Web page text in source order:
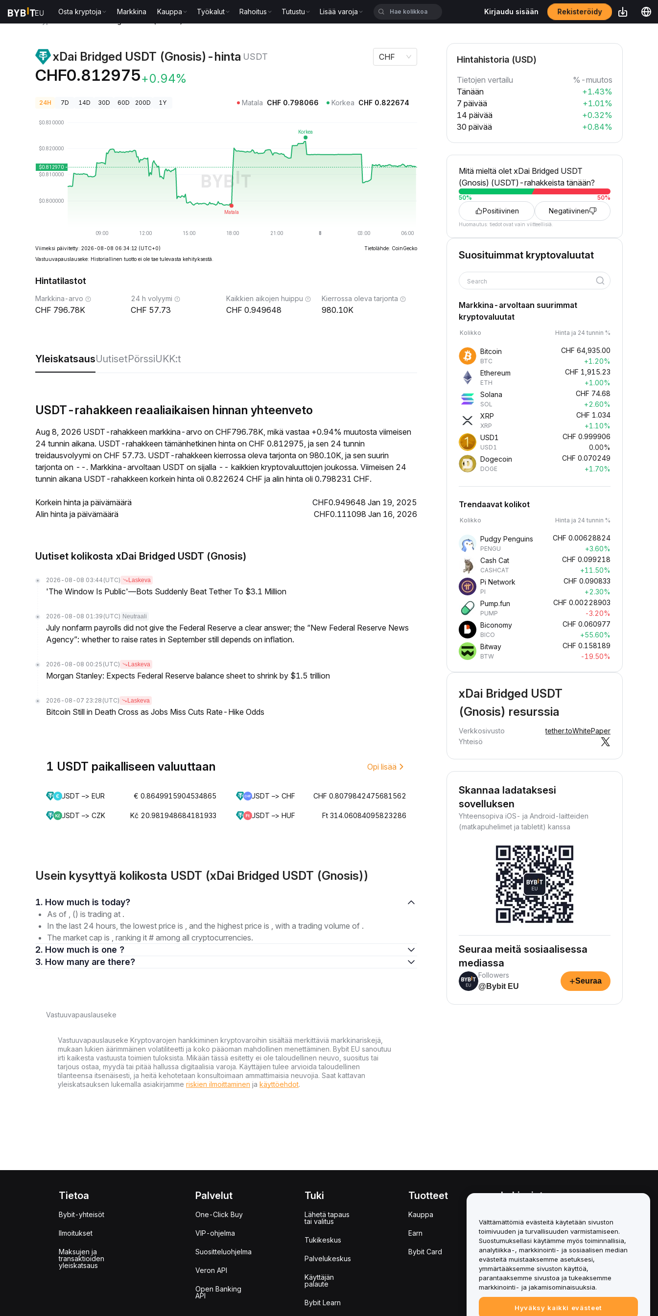
Osta kryptoja Markkina Kauppa Työkalut Rahoitus Tutustu Lisää varoja Kirjaudu sisään Rekisteröidy
xDai Bridged USDT (Gnosis)-hinta USDT
CHF0.812975+0.94%
CHF
24H 7D 14D 30D 60D 200D 1Y Matala CHF 0.798066 Korkea CHF 0.822674
Viimeksi päivitetty: 2026-08-08 06:34:12 (UTC+0)
Tietolähde: CoinGecko
Vastuuvapauslauseke: Historiallinen tuotto ei ole tae tulevasta kehityksestä.
Hintatilastot
Markkina-arvo
796.78K
24 h volyymi
57.73
Kaikkien aikojen huippu
0.949648
Kierrossa oleva tarjonta
980.10K
YleiskatsausUutisetPörssiUKK:t
USDT-rahakkeen reaaliaikaisen hinnan yhteenveto
Aug 8, 2026 USDT-rahakkeen markkina-arvo on CHF796.78K, mikä vastaa +0.94% muutosta viimeisen
24 tunnin aikana. USDT-rahakkeen tämänhetkinen hinta on CHF 0.812975, ja sen 24 tunnin
treidausvolyymi on CHF 57.73. USDT-rahakkeen kierrossa oleva tarjonta on 980.10K, ja sen suurin
tarjonta on --. Markkina-arvoltaan USDT on sijalla -- kaikkien kryptovaluuttojen joukossa. Viimeisen 24
tunnin aikana USDT-rahakkeen korkein hinta oli 0.822624 CHF ja alin hinta oli 0.798231 CHF.
Korkein hinta ja päivämäärä
CHF0.949648 Jan 19, 2025
Alin hinta ja päivämäärä
CHF0.111098 Jan 16, 2026
Uutiset kolikosta xDai Bridged USDT (Gnosis)
2026-08-08 03:44 (UTC) Laskeva
'The Window Is Public'—Bots Suddenly Beat Tether To $3.1 Million
2026-08-08 01:39 (UTC) Neutraali
July nonfarm payrolls did not give the Federal Reserve a clear answer; the “New Federal Reserve News
Agency”: whether to raise rates in September still depends on inflation.
2026-08-08 00:25 (UTC) Laskeva
Morgan Stanley: Expects Federal Reserve balance sheet to shrink by $1.5 trillion
2026-08-07 23:28 (UTC) Laskeva
Bitcoin Still in Death Cross as Jobs Miss Cuts Rate-Hike Odds
1 USDT paikalliseen valuuttaan Opi lisää
USDT –> EUR € 0.8649915904534865 USDT –> CHF CHF 0.8079842475681562
USDT –> CZK Kč 20.981948684181933 USDT –> HUF Ft 314.06084095823286
Usein kysyttyä kolikosta USDT (xDai Bridged USDT (Gnosis))
1. How much is today?
As of , () is trading at .
In the last 24 hours, the lowest price is , and the highest price is , with a trading volume of .
The market cap is , ranking it # among all cryptocurrencies.
2. How much is one ?
3. How many are there?
Vastuuvapauslauseke
Vastuuvapauslauseke Kryptovarojen hankkiminen kryptovaroihin sisältää merkittäviä markkinariskejä,
mukaan lukien äärimmäinen volatiliteetti ja koko pääoman mahdollinen menettäminen. Bybit EU sanoutuu
irti kaikesta vastuusta toimien tuloksista. Mikään tässä esitetty ei ole taloudellinen neuvo, suositus tai
tarjous ostaa, myydä tai pitää hallussa digitaalisia varoja. Käyttäjien tulee arvioida taloudellinen
tilanteensa itsenäisesti, ja heitä kehotetaan konsultoimaan ammattimaisia neuvojia. Saat kattavan
yleiskatsauksen lukemalla asiakirjamme riskien ilmoittaminen ja käyttöehdot.
Hintahistoria (USD)
Tietojen vertailu
%-muutos
Tänään
+1.43%
7 päivää
+1.01%
14 päivää
+0.32%
30 päivää
+0.84%
Mitä mieltä olet xDai Bridged USDT
(Gnosis) (USDT)-rahakkeista tänään?
50% 50%
Positiivinen Negatiivinen
Huomautus: tiedot ovat vain viitteellisiä.
Suosituimmat kryptovaluutat
Search
Markkina-arvoltaan suurimmat
kryptovaluutat
Kolikko Hinta ja 24 tunnin %
Bitcoin
BTC
CHF 64,935.00
+1.20%
Ethereum
ETH
CHF 1,915.23
+1.00%
Solana
SOL
CHF 74.68
+2.60%
XRP
XRP
CHF 1.034
+1.10%
USD1
USD1
CHF 0.999906
0.00%
Dogecoin
DOGE
CHF 0.070249
+1.70%
Trendaavat kolikot
Kolikko Hinta ja 24 tunnin %
Pudgy Penguins
PENGU
CHF 0.00628824
+3.60%
Cash Cat
CASHCAT
CHF 0.099218
+11.50%
Pi Network
PI
CHF 0.090833
+2.30%
Pump.fun
PUMP
CHF 0.00228903
-3.20%
Biconomy
BICO
CHF 0.060977
+55.60%
Bitway
BTW
CHF 0.158189
-19.50%
xDai Bridged USDT
(Gnosis) resurssia
Verkkosivusto tether.toWhitePaper
Yhteisö
Skannaa ladataksesi
sovelluksen
Yhteensopiva iOS- ja Android-laitteiden
(matkapuhelimet ja tabletit) kanssa
Seuraa meitä sosiaalisessa
mediassa
Followers
@Bybit EU
+Seuraa
Tietoa
Bybit-yhteisöt
Ilmoitukset
Maksujen ja
transaktioiden
yleiskatsaus
Palvelut
One-Click Buy
VIP-ohjelma
Suositteluohjelma
Veron API
Open Banking
API
Tuki
Lähetä tapaus
tai valitus
Tukikeskus
Palvelukeskus
Käyttäjän
palaute
Bybit Learn
Tuotteet
Kauppa
Earn
Bybit Card
Lakiasiat
Yhteenveto säilytys- ja
hallinnointikäytännöstä
ESG-tiedot
Crypto-Asset White Papers
Välttämättömiä evästeitä käytetään sivuston
toimivuuden ja turvallisuuden varmistamiseen.
Suostumuksellasi käytämme myös toiminnallisia,
analytiikka-, markkinointi- ja sosiaalisen median
evästeitä muistaaksemme asetuksesi,
ymmärtääksemme sivuston käyttöä,
parantaaksemme sivustoa ja tukeaksemme
markkinointi- ja jakamisominaisuuksia.
Hyväksy kaikki evästeet